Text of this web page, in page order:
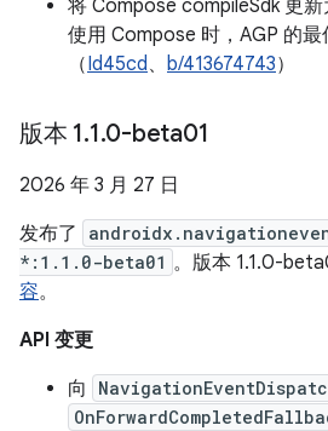
将 Compose compileSdk 更新
使用 Compose 时，AGP 的最
（Id45cd、 b/413674743）
版本 1.1.0-beta01
2026 年 3 月 27 日
发布了
*:1.1.0-beta01 。版本 1.1.0-
容。
API 变更
向